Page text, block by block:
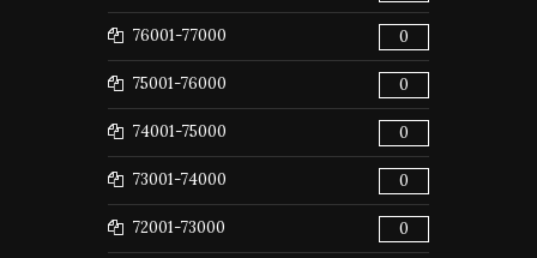
76001-77000 0
75001-76000 0
74001-75000 0
73001-74000 0
72001-73000 0